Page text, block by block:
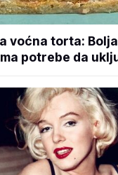
voćna torta:
potrebe da